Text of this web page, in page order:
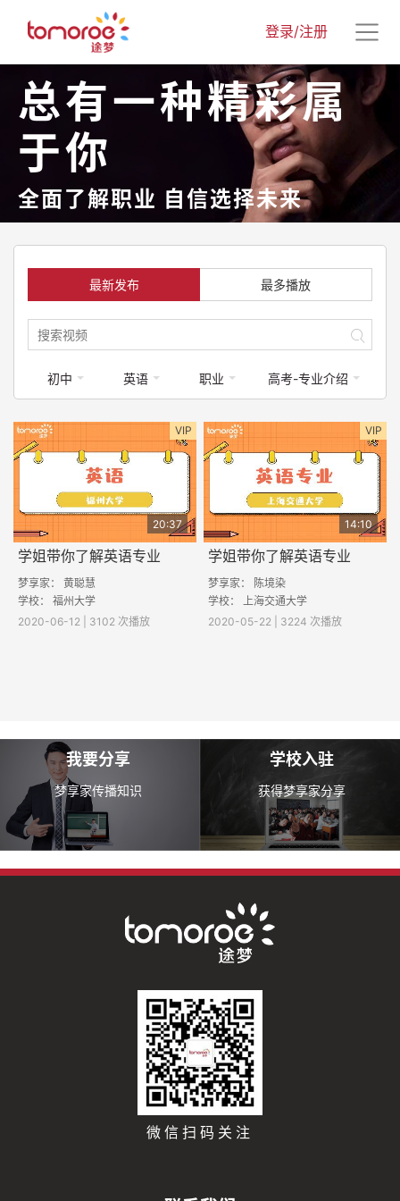
登录/注册
总有一种精彩属
于你
全面了解职业 自信选择未来
最新发布 最多播放
初中 英语 职业 高考-专业介绍
VIP
20:37
学姐带你了解英语专业
梦享家： 黄聪慧
学校： 福州大学
2020-06-12 | 3102 次播放
VIP
14:10
学姐带你了解英语专业
梦享家： 陈境染
学校： 上海交通大学
2020-05-22 | 3224 次播放
我要分享
梦享家传播知识
学校入驻
获得梦享家分享
微信扫码关注